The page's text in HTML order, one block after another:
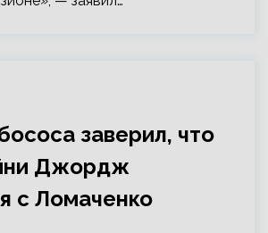
заверил, что
Джордж
с Ломаченко